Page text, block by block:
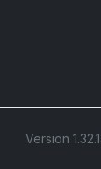
Version